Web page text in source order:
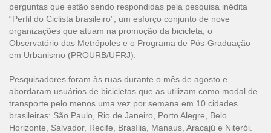
perguntas que estão sendo respondidas pela pesquisa inédita
“Perfil do Ciclista brasileiro”, um esforço conjunto de nove
organizações que atuam na promoção da bicicleta, o
Observatório das Metrópoles e o Programa de Pós-Graduação
em Urbanismo (PROURB/UFRJ).
Pesquisadores foram às ruas durante o mês de agosto e
abordaram usuários de bicicletas que as utilizam como modal de
transporte pelo menos uma vez por semana em 10 cidades
brasileiras: São Paulo, Rio de Janeiro, Porto Alegre, Belo
Horizonte, Salvador, Recife, Brasília, Manaus, Aracajú e Niterói.